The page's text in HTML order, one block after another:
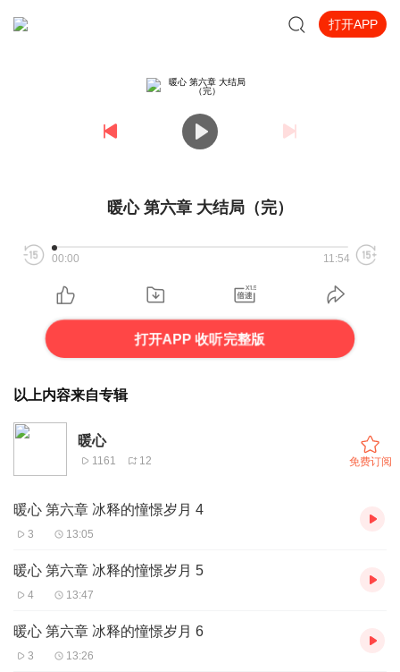
打开APP
暖心 第六章 大结局（完）
00:00 11:54
打开APP 收听完整版
以上内容来自专辑
暖心
1161 12 免费订阅
暖心 第六章 冰释的憧憬岁月 4
3 13:05
暖心 第六章 冰释的憧憬岁月 5
4 13:47
暖心 第六章 冰释的憧憬岁月 6
3 13:26